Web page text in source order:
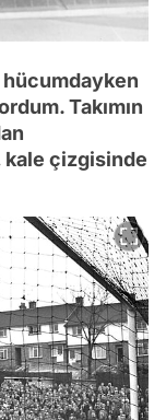
Takımın
kale çizgisinde